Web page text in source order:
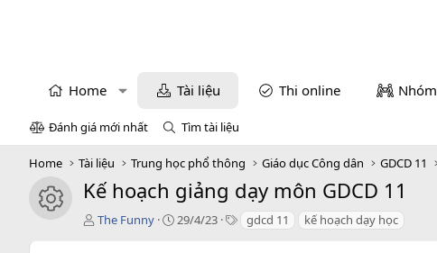
Home Tài liệu Thi online Nhóm
Đánh giá mới nhất Tìm tài liệu
Home Tài liệu Trung học phổ thông Giáo dục Công dân GDCD 11
icon tài liệu
Kế hoạch giảng dạy môn GDCD 11
T
The Funny
C
29/4/23
T gdcd 11 kế hoạch dạy học